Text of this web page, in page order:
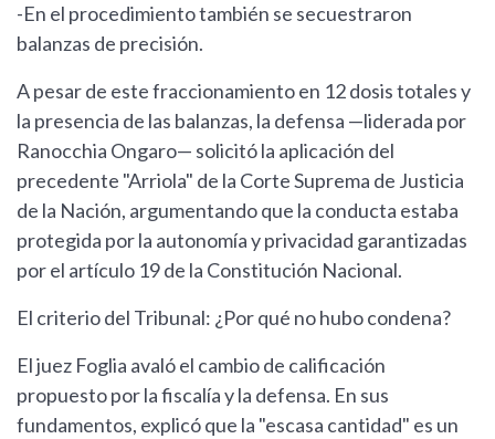
-En el procedimiento también se secuestraron
balanzas de precisión.
A pesar de este fraccionamiento en 12 dosis totales y
la presencia de las balanzas, la defensa —liderada por
Ranocchia Ongaro— solicitó la aplicación del
precedente "Arriola" de la Corte Suprema de Justicia
de la Nación, argumentando que la conducta estaba
protegida por la autonomía y privacidad garantizadas
por el artículo 19 de la Constitución Nacional.
El criterio del Tribunal: ¿Por qué no hubo condena?
El juez Foglia avaló el cambio de calificación
propuesto por la fiscalía y la defensa. En sus
fundamentos, explicó que la "escasa cantidad" es un